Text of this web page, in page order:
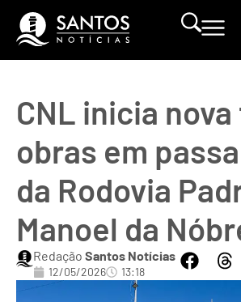
CNL inicia
obras em
da Rodovia
Manoel da
Redação Santos Notícias
12/05/2026 13:18